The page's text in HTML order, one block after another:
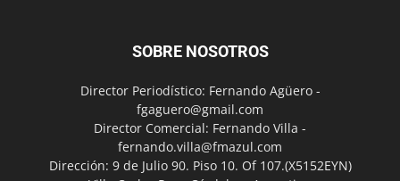
SOBRE NOSOTROS
Director Periodístico: Fernando Agüero -
fgaguero@gmail.com
Director Comercial: Fernando Villa -
fernando.villa@fmazul.com
Dirección: 9 de Julio 90. Piso 10. Of 107.(X5152EYN)